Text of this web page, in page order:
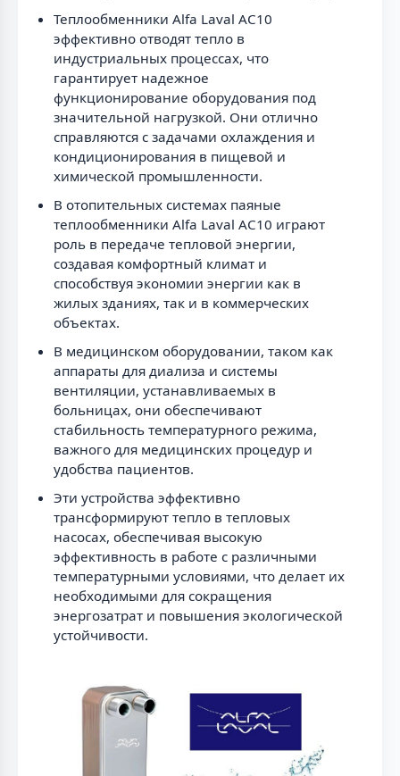
Теплообменники Alfa Laval AC10
эффективно отводят тепло в
индустриальных процессах, что
гарантирует надежное
функционирование оборудования под
значительной нагрузкой. Они отлично
справляются с задачами охлаждения и
кондиционирования в пищевой и
химической промышленности.
В отопительных системах паяные
теплообменники Alfa Laval AC10 играют
роль в передаче тепловой энергии,
создавая комфортный климат и
способствуя экономии энергии как в
жилых зданиях, так и в коммерческих
объектах.
В медицинском оборудовании, таком как
аппараты для диализа и системы
вентиляции, устанавливаемых в
больницах, они обеспечивают
стабильность температурного режима,
важного для медицинских процедур и
удобства пациентов.
Эти устройства эффективно
трансформируют тепло в тепловых
насосах, обеспечивая высокую
эффективность в работе с различными
температурными условиями, что делает их
необходимыми для сокращения
энергозатрат и повышения экологической
устойчивости.